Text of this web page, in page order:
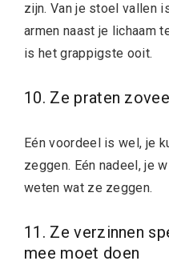
zijn. Van je stoel vallen
armen naast je lichaam
is het grappigste ooit.
10. Ze praten
Eén voordeel is wel, je
zeggen. Eén nadeel, je
weten wat ze zeggen.
11. Ze verzinnen
mee moet doen